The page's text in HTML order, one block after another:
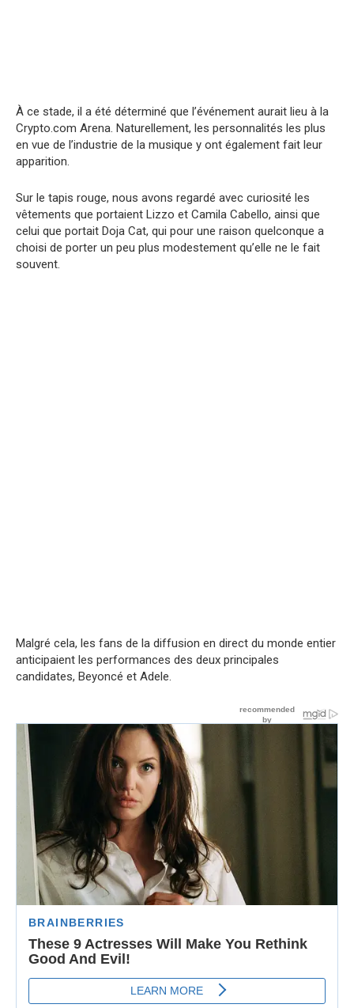
À ce stade, il a été déterminé que l’événement aurait lieu à la
Crypto.com Arena. Naturellement, les personnalités les plus
en vue de l’industrie de la musique y ont également fait leur
apparition.
Sur le tapis rouge, nous avons regardé avec curiosité les
vêtements que portaient Lizzo et Camila Cabello, ainsi que
celui que portait Doja Cat, qui pour une raison quelconque a
choisi de porter un peu plus modestement qu’elle ne le fait
souvent.
Malgré cela, les fans de la diffusion en direct du monde entier
anticipaient les performances des deux principales
candidates, Beyoncé et Adele.